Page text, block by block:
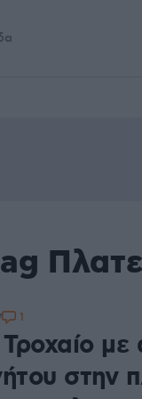
Τροχαίο
στην
1